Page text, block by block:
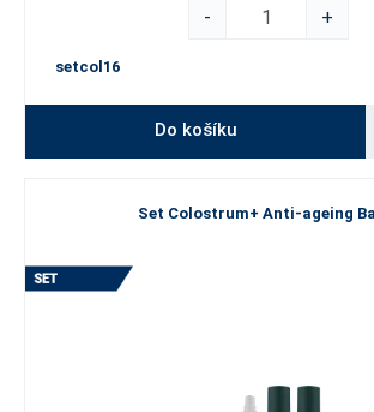
-
+
setcol16
Do košíku
Set Colostrum+ Anti-ageing